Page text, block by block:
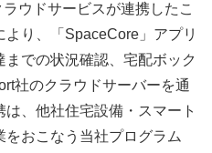
ウドサービスが連携したこ
り、「SpaceCore」アプリ
での状況確認、宅配ボック
社のクラウドサーバーを通
、他社住宅設備・スマート
おこなう当社プログラム